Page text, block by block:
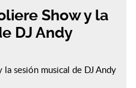
Show y la
DJ Andy
sesión musical de DJ Andy